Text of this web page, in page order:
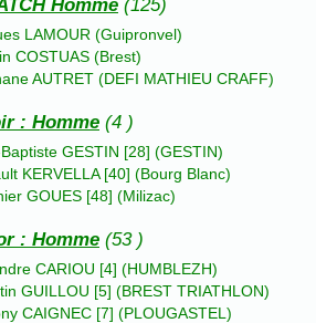
Homme (125)
LAMOUR (Guipronvel)
COSTUAS (Brest)
AUTRET (DEFI MATHIEU CRAFF)
: Homme (4 )
GESTIN [28] (GESTIN)
KERVELLA [40] (Bourg Blanc)
GOUES [48] (Milizac)
: Homme (53 )
CARIOU [4] (HUMBLEZH)
GUILLOU [5] (BREST TRIATHLON)
CAIGNEC [7] (PLOUGASTEL)